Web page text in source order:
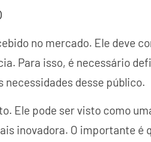
no mercado. Ele deve
Para isso, é necessário
desse público.
Ele pode ser visto como
inovadora. O importante é